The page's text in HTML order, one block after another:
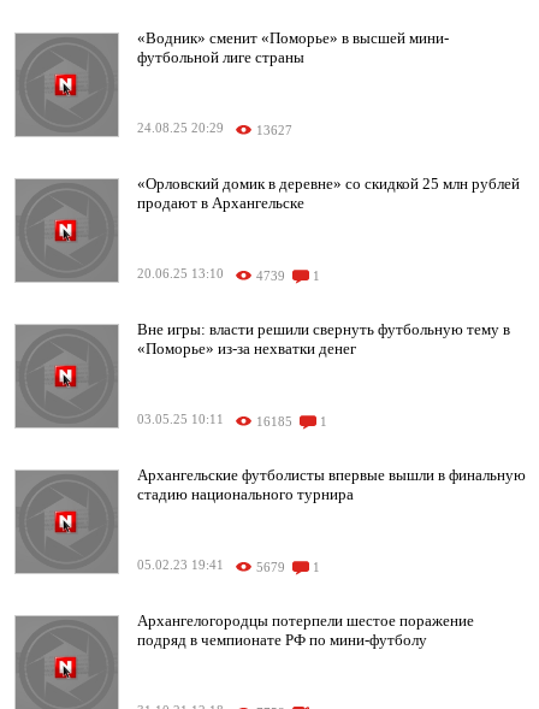
«Водник» сменит «Поморье» в высшей мини-
футбольной лиге страны
24.08.25 20:29 13627
«Орловский домик в деревне» со скидкой 25 млн рублей
продают в Архангельске
20.06.25 13:10 4739 1
Вне игры: власти решили свернуть футбольную тему в
«Поморье» из-за нехватки денег
03.05.25 10:11 16185 1
Архангельские футболисты впервые вышли в финальную
стадию национального турнира
05.02.23 19:41 5679 1
Архангелогородцы потерпели шестое поражение
подряд в чемпионате РФ по мини-футболу